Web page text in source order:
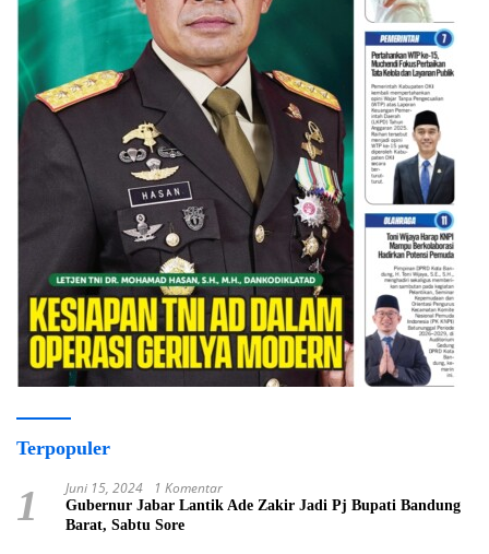
Terpopuler
1 Juni 15, 2024 1 Komentar
Gubernur Jabar Lantik Ade Zakir Jadi Pj Bupati Bandung
Barat, Sabtu Sore